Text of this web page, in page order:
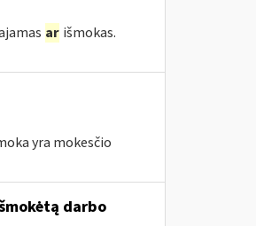
ar išmokas.
yra mokesčio
darbo